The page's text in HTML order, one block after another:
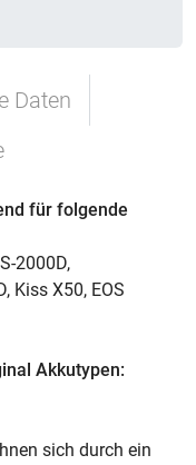
Daten
für folgende
2000D,
Kiss X50, EOS
Akkutypen:
sich durch ein